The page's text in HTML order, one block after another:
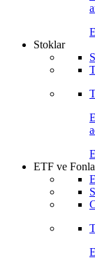
Stoklar
ETF ve